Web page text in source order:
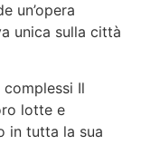
un’opera
unica sulla città
Il
lotte e
in tutta la sua